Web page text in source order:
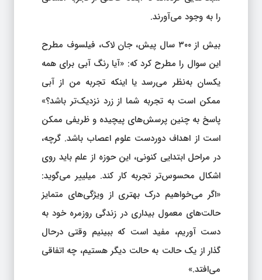
را به وجود می‌آورند.
بیش از ۳۰۰ سال پیش، جان لاک، فیلسوف مطرح
این سوال را مطرح کرد که: «آیا رنگ آبی برای همه
یکسان به‌نظر می‌رسد یا اینکه تجربه من از آبی
ممکن است به تجربه شما از زرد نزدیک‌تر باشد؟»
پاسخ به چنین پرسش‌های پیچیده و ظریفی ممکن
است از اهداف دوردست علوم اعصاب باشد. گرچه،
در مراحل ابتدایی کنونی، این حوزه از علم باید روی
اشکال محسوس‌تر تجربه کار کند. میلییر می‌گوید:
«اگر می‌خواهیم درک بهتری از ویژگی‌های متمایز
حالت‌های معمول بیداری در زندگی روزمره خود به
دست آوریم، مفید است که ببینیم وقتی درحال
گذار از یک حالت به حالت دیگر هستیم، چه اتفاقی
می‌افتد.»